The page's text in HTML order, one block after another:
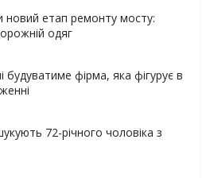
новий етап ремонту мосту:
одяг
будуватиме фірма, яка фігурує в
72-річного чоловіка з